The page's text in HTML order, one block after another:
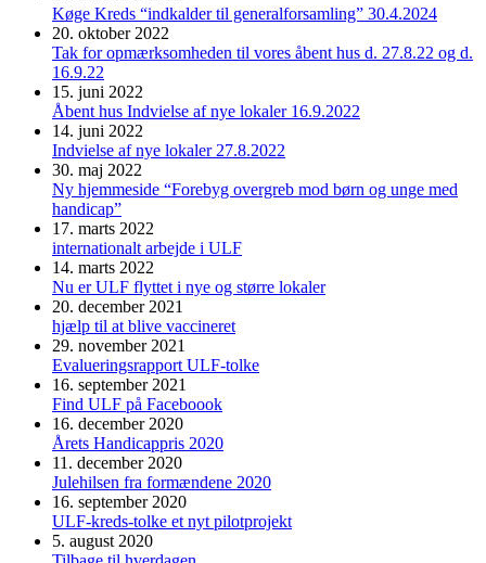
Køge Kreds “indkalder til generalforsamling” 30.4.2024
20. oktober 2022
Tak for opmærksomheden til vores åbent hus d. 27.8.22 og d.
16.9.22
15. juni 2022
Åbent hus Indvielse af nye lokaler 16.9.2022
14. juni 2022
Indvielse af nye lokaler 27.8.2022
30. maj 2022
Ny hjemmeside “Forebyg overgreb mod børn og unge med
handicap”
17. marts 2022
internationalt arbejde i ULF
14. marts 2022
Nu er ULF flyttet i nye og større lokaler
20. december 2021
hjælp til at blive vaccineret
29. november 2021
Evalueringsrapport ULF-tolke
16. september 2021
Find ULF på Faceboook
16. december 2020
Årets Handicappris 2020
11. december 2020
Julehilsen fra formændene 2020
16. september 2020
ULF-kreds-tolke et nyt pilotprojekt
5. august 2020